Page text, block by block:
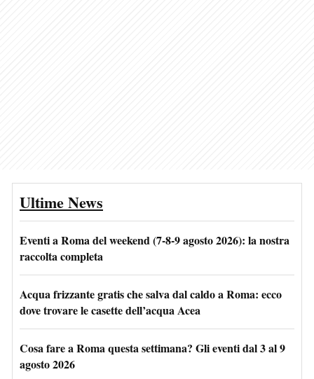
Ultime News
Eventi a Roma del weekend (7-8-9 agosto 2026): la nostra
raccolta completa
Acqua frizzante gratis che salva dal caldo a Roma: ecco
dove trovare le casette dell’acqua Acea
Cosa fare a Roma questa settimana? Gli eventi dal 3 al 9
agosto 2026